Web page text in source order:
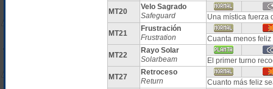
MT20
Velo Sagrado
Safeguard
Una mística fuerza
MT21
Frustración
Frustration
Cuanta menos
MT22
Rayo Solar
Solarbeam
El primer turno
MT27
Retroceso
Return
Cuanto más feliz